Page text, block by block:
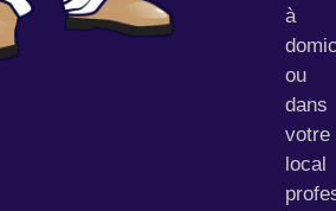
à
ou
dans
votre
local